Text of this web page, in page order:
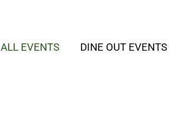
ALL EVENTS DINE OUT EVENTS